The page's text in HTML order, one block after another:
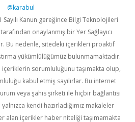
@karabul
Sayılı Kanun gereğince Bilgi Teknolojileri
onaylanmış bir Yer Sağlayıcı
Bu nedenle, sitedeki içerikleri proaktif
yükümlülüğümüz bulunmamaktadır.
içeriklerin sorumluluğunu taşımakta olup,
kabul etmiş sayılırlar. Bu internet
veya şahıs şirketi ile hiçbir bağlantısı
kendi hazırladığımız makaleler
alan içerikler haber niteliği taşımamakta